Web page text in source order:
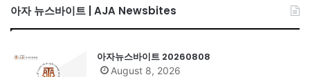
아자 뉴스바이트 | AJA Newsbites
아자뉴스바이트 20260808
August 8, 2026